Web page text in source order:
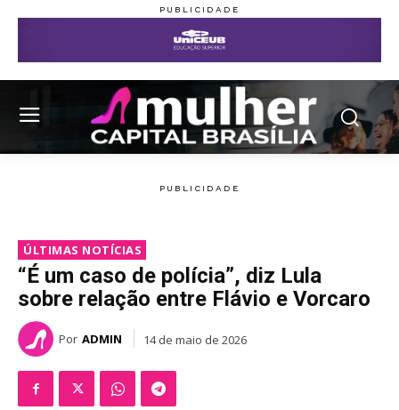
ÚLTIMAS NOTÍCIAS
“É um caso de polícia”, diz Lula
sobre relação entre Flávio e Vorcaro
Por ADMIN 14 de maio de 2026